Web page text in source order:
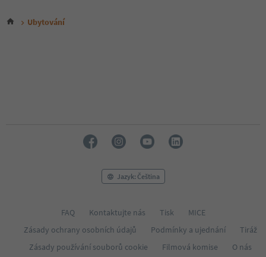
Ubytování
Jazyk: Čeština
FAQ Kontaktujte nás Tisk
MICE
Zásady ochrany osobních údajů
Podmínky a ujednání
Tiráž
Zásady používání souborů cookie
Filmová komise
O nás